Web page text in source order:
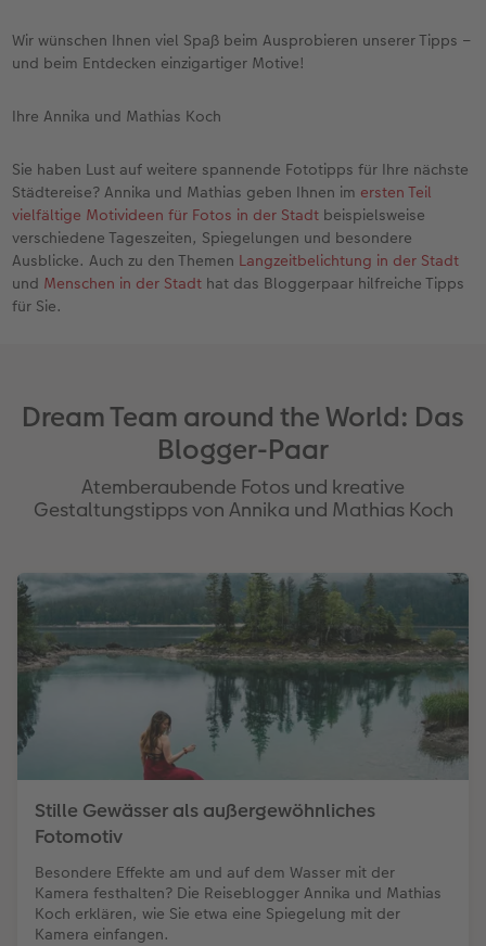
Wir wünschen Ihnen viel Spaß beim Ausprobieren unserer Tipps –
und beim Entdecken einzigartiger Motive!
Ihre Annika und Mathias Koch
Sie haben Lust auf weitere spannende Fototipps für Ihre nächste
Städtereise? Annika und Mathias geben Ihnen im ersten Teil
vielfältige Motivideen für Fotos in der Stadt beispielsweise
verschiedene Tageszeiten, Spiegelungen und besondere
Ausblicke. Auch zu den Themen Langzeitbelichtung in der Stadt
und Menschen in der Stadt hat das Bloggerpaar hilfreiche Tipps
für Sie.
Dream Team around the World: Das
Blogger-Paar
Atemberaubende Fotos und kreative
Gestaltungstipps von Annika und Mathias Koch
Stille Gewässer als außergewöhnliches
Fotomotiv
Besondere Effekte am und auf dem Wasser mit der
Kamera festhalten? Die Reiseblogger Annika und Mathias
Koch erklären, wie Sie etwa eine Spiegelung mit der
Kamera einfangen.